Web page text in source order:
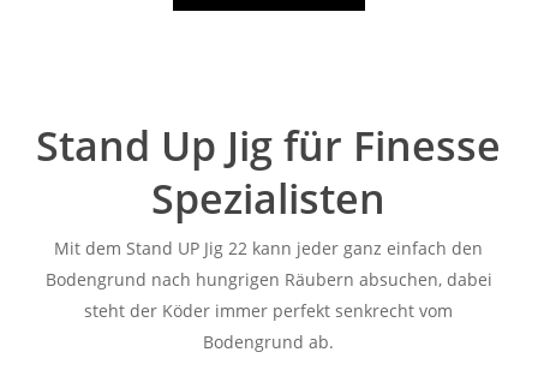
Stand Up Jig für Finesse
Spezialisten
Mit dem Stand UP Jig 22 kann jeder ganz einfach den
Bodengrund nach hungrigen Räubern absuchen, dabei
steht der Köder immer perfekt senkrecht vom
Bodengrund ab.